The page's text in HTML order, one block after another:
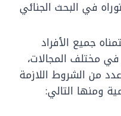
في البحث الجنائي
جميع الأفراد
مختلف المجالات،
من الشروط اللازمة
ومنها التالي: